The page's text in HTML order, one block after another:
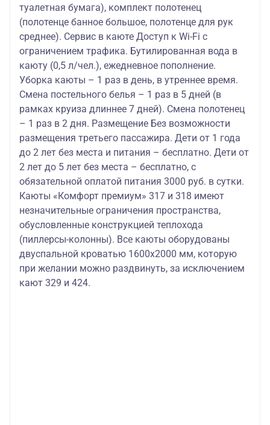
туалетная бумага), комплект полотенец
(полотенце банное большое, полотенце для рук
среднее). Сервис в каюте Доступ к Wi-Fi с
ограничением трафика. Бутилированная вода в
каюту (0,5 л/чел.), ежедневное пополнение.
Уборка каюты – 1 раз в день, в утреннее время.
Смена постельного белья – 1 раз в 5 дней (в
рамках круиза длиннее 7 дней). Смена полотенец
– 1 раз в 2 дня. Размещение Без возможности
размещения третьего пассажира. Дети от 1 года
до 2 лет без места и питания – бесплатно. Дети от
2 лет до 5 лет без места – бесплатно, с
обязательной оплатой питания 3000 руб. в сутки.
Каюты «Комфорт премиум» 317 и 318 имеют
незначительные ограничения пространства,
обусловленные конструкцией теплохода
(пиллерсы-колонны). Все каюты оборудованы
двуспальной кроватью 1600х2000 мм, которую
при желании можно раздвинуть, за исключением
кают 329 и 424.